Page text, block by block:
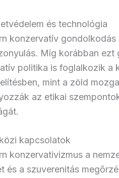
és technológia
konzervatív
Míg korábban ezt
politika is foglalkozik a
mint a zöld
az etikai
kapcsolatok
konzervativizmus a
és a szuverenitás